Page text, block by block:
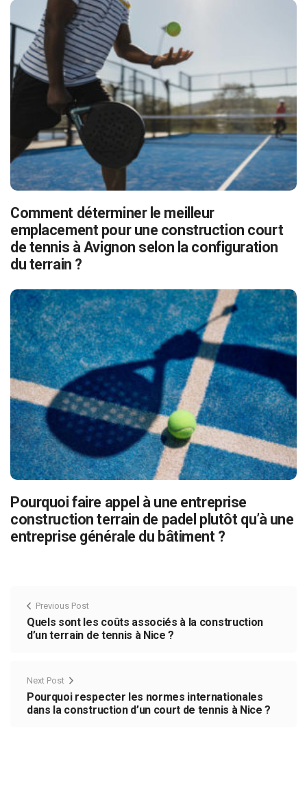
Comment déterminer le meilleur
emplacement pour une construction court
de tennis à Avignon selon la configuration
du terrain ?
Pourquoi faire appel à une entreprise
construction terrain de padel plutôt qu’à une
entreprise générale du bâtiment ?
Previous Post
Quels sont les coûts associés à la construction
d’un terrain de tennis à Nice ?
Next Post
Pourquoi respecter les normes internationales
dans la construction d’un court de tennis à Nice ?